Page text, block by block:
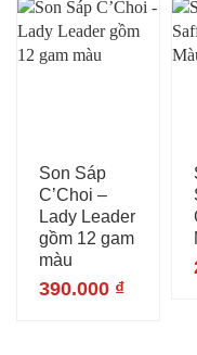
Son Sáp
C’Choi –
Lady Leader
gồm 12 gam
màu
390.000 ₫